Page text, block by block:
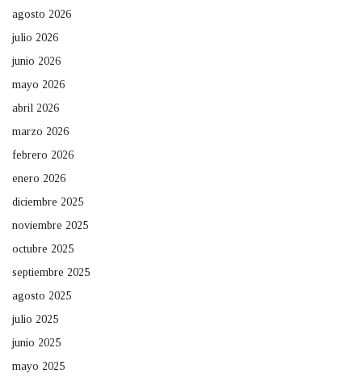
agosto 2026
julio 2026
junio 2026
mayo 2026
abril 2026
marzo 2026
febrero 2026
enero 2026
diciembre 2025
noviembre 2025
octubre 2025
septiembre 2025
agosto 2025
julio 2025
junio 2025
mayo 2025